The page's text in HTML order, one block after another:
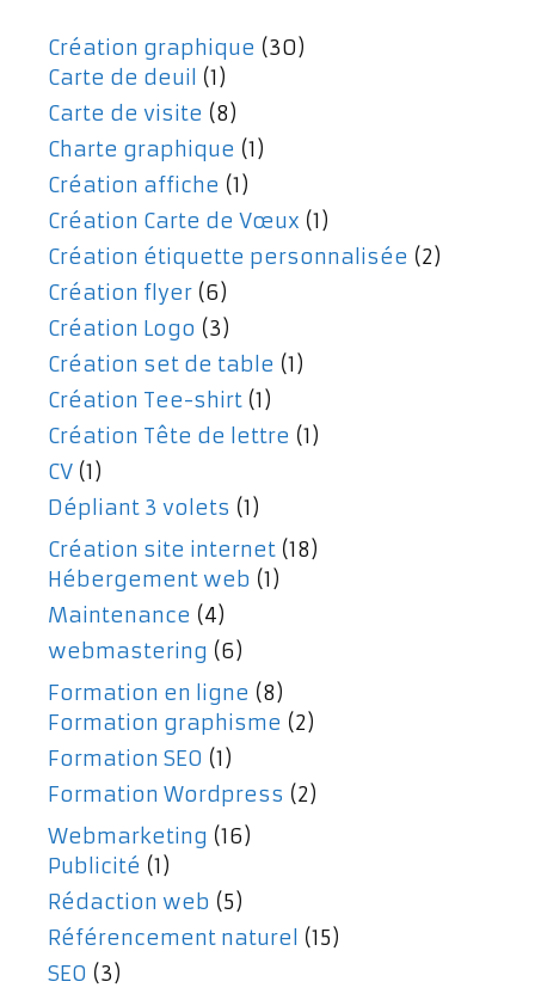
Création graphique (30)
Carte de deuil (1)
Carte de visite (8)
Charte graphique (1)
Création affiche (1)
Création Carte de Vœux (1)
Création étiquette personnalisée (2)
Création flyer (6)
Création Logo (3)
Création set de table (1)
Création Tee-shirt (1)
Création Tête de lettre (1)
CV (1)
Dépliant 3 volets (1)
Création site internet (18)
Hébergement web (1)
Maintenance (4)
webmastering (6)
Formation en ligne (8)
Formation graphisme (2)
Formation SEO (1)
Formation Wordpress (2)
Webmarketing (16)
Publicité (1)
Rédaction web (5)
Référencement naturel (15)
SEO (3)